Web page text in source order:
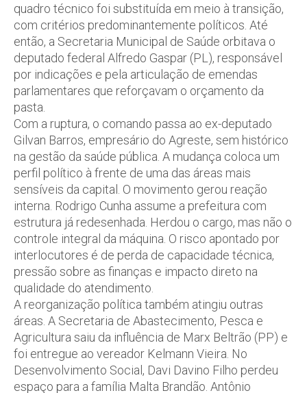
quadro técnico foi substituída em meio à transição,
com critérios predominantemente políticos. Até
então, a Secretaria Municipal de Saúde orbitava o
deputado federal Alfredo Gaspar (PL), responsável
por indicações e pela articulação de emendas
parlamentares que reforçavam o orçamento da
pasta.
Com a ruptura, o comando passa ao ex-deputado
Gilvan Barros, empresário do Agreste, sem histórico
na gestão da saúde pública. A mudança coloca um
perfil político à frente de uma das áreas mais
sensíveis da capital. O movimento gerou reação
interna. Rodrigo Cunha assume a prefeitura com
estrutura já redesenhada. Herdou o cargo, mas não o
controle integral da máquina. O risco apontado por
interlocutores é de perda de capacidade técnica,
pressão sobre as finanças e impacto direto na
qualidade do atendimento.
A reorganização política também atingiu outras
áreas. A Secretaria de Abastecimento, Pesca e
Agricultura saiu da influência de Marx Beltrão (PP) e
foi entregue ao vereador Kelmann Vieira. No
Desenvolvimento Social, Davi Davino Filho perdeu
espaço para a família Malta Brandão. Antônio